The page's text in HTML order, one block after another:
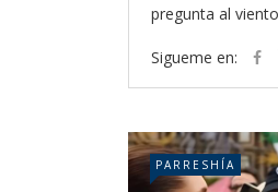
pregunta al
Sigueme en:
PARRESHÍA